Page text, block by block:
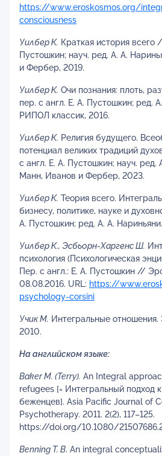
https://www.eroskosmos.org/
consciousness
Уилбер К. Краткая история всего
Пустошкин; науч. ред. А. А.
и Фербер, 2019.
Уилбер К. Очи познания: плоть,
пер. с англ. Е. А. Пустошкин; ред.
РИПОЛ классик, 2016.
Уилбер К. Религия будущего.
потенциал великих традиций
с англ. Е. А. Пустошкин; науч. ред.
Манн, Иванов и Фербер, 2023.
Уилбер К. Теория всего.
бизнесу, политике, науке и
А. Пустошкин; ред. А. А.
Уилбер К., Эсбьорн-Харгенс Ш.
психология (Психологическая
Пер. с англ.: Е. А. Пустошкин //
08.08.2016. URL: https://
psychology-corsini
Учик М. Интегральные
2010.
На английском языке:
Baker M. (Terry). An Integral
refugees [= Интегральный подход
беженцев]. Asia Pacific Journal of
Psychotherapy. 2011. 2(2), 117–125.
https://doi.org/10.1080/
Benning T. B. An integral